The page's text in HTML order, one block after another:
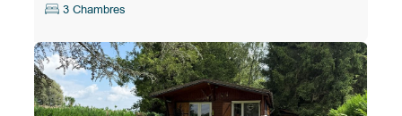
3 Chambres